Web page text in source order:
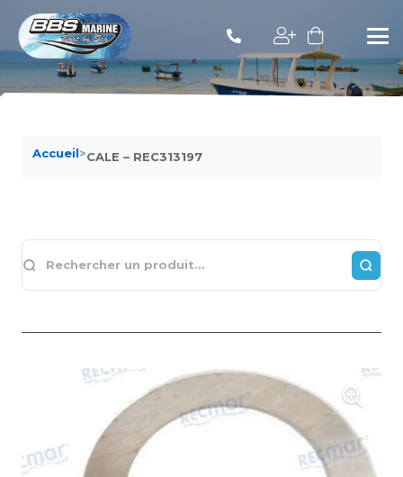
Accueil>CALE – REC313197